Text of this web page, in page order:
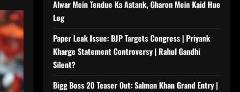
Alwar Mein Tendue Ka Aatank, Gharon Mein Kaid Hue
Log
Paper Leak Issue: BJP Targets Congress | Priyank
Kharge Statement Controversy | Rahul Gandhi
Silent?
Bigg Boss 20 Teaser Out: Salman Khan Grand Entry |